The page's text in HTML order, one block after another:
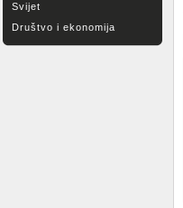
Svijet
Društvo i ekonomija